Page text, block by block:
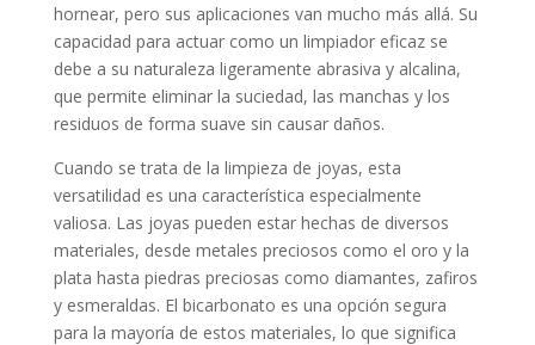
hornear, pero sus aplicaciones van mucho más allá. Su
capacidad para actuar como un limpiador eficaz se
debe a su naturaleza ligeramente abrasiva y alcalina,
que permite eliminar la suciedad, las manchas y los
residuos de forma suave sin causar daños.
Cuando se trata de la limpieza de joyas, esta
versatilidad es una característica especialmente
valiosa. Las joyas pueden estar hechas de diversos
materiales, desde metales preciosos como el oro y la
plata hasta piedras preciosas como diamantes, zafiros
y esmeraldas. El bicarbonato es una opción segura
para la mayoría de estos materiales, lo que significa